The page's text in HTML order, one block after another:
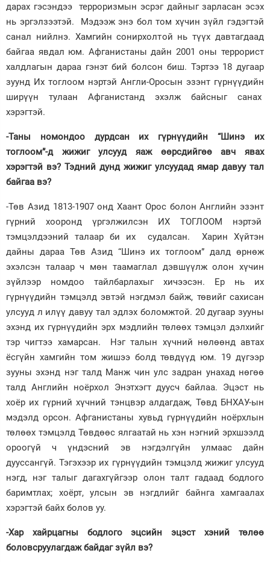
дарах гэсэндээ терроризмын эсрэг дайныг зарласан эсэх
нь эргэлзээтэй. Мэдээж энэ бол том хүчин зүйл гэдэгтэй
санал нийлнэ. Хамгийн сонирхолтой нь түүх давтагдаад
байгаа явдал юм. Афганистаны дайн 2001 оны террорист
халдлагын дараа гэнэт бий болсон биш. Тэртээ 18 дугаар
зуунд Их тоглоом нэртэй Англи-Оросын эзэнт гүрнүүдийн
ширүүн тулаан Афганистанд эхэлж байсныг санах
хэрэгтэй.
-Таны номондоо дурдсан их гүрнүүдийн “Шинэ их
тоглоом”-д жижиг улсууд яаж өөрсдийгөө авч явах
хэрэгтэй вэ? Тэдний дунд жижиг улсуудад ямар давуу тал
байгаа вэ?
-Төв Азид 1813-1907 онд Хаант Орос болон Английн эзэнт
гүрний хооронд үргэлжилсэн ИХ ТОГЛООМ нэртэй
тэмцэлдээний талаар би их судалсан. Харин Хүйтэн
дайны дараа Төв Азид “Шинэ их тоглоом” далд өрнөж
эхэлсэн талаар ч мөн таамаглал дэвшүүлж олон хүчин
зүйлээр номдоо тайлбарлахыг хичээсэн. Ер нь их
гүрнүүдийн тэмцэлд эвтэй нэгдмэл байж, төвийг сахисан
улсууд л илүү давуу тал эдлэх боломжтой. 20 дугаар зууны
эхэнд их гүрнүүдийн эрх мэдлийн төлөөх тэмцэл дэлхийг
тэр чигтээ хамарсан. Нэг талын хүчний нөлөөнд автах
ёсгүйн хамгийн том жишээ болд төвдүүд юм. 19 дүгээр
зууны эхэнд нэг талд Манж чин улс задран унахад нөгөө
талд Английн ноёрхол Энэтхэгт дуусч байлаа. Эцэст нь
хоёр их гүрний хүчний тэнцвэр алдагдаж, Төвд БНХАУ-ын
мэдэлд орсон. Афганистаны хувьд гүрнүүдийн ноёрхлын
төлөөх тэмцэлд Төвдөөс ялгаатай нь хэн нэгний эрхшээлд
ороогүй ч үндэсний эв нэгдэлгүйн улмаас дайн
дууссангүй. Тэгэхээр их гүрнүүдийн тэмцэлд жижиг улсууд
нэгд, нэг талыг дагахгүйгээр олон талт гадаад бодлого
баримтлах; хоёрт, улсын эв нэгдлийг байнга хамгаалах
хэрэгтэй байх болов уу.
-Хар хайрцагны бодлого эцсийн эцэст хэний төлөө
боловсруулагдаж байдаг зүйл вэ?